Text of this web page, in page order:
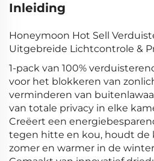
Inleiding
Honeymoon Hot Sell
Uitgebreide Lichtcontrole &
1-pack van 100%
voor het blokkeren van
verminderen van
van totale privacy in elke
Creëert een
tegen hitte en kou, houdt de
zomer en warmer in de winter